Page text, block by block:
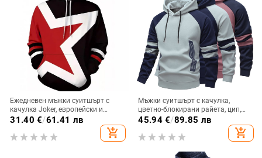
Ежедневен мъжки суитшърт с
качулка Joker, европейски и
американски, улична мода,
мъжки, горещо продаван 3D
дигитален печат
31.40 €/61.41 лв
add_shopping_cart
Мъжки суитшърт с качулка,
цветно-блокирани райета, цип,
свободна кройка, дълъг ръкав
45.94€/89.85 лв
add_shopping_cart